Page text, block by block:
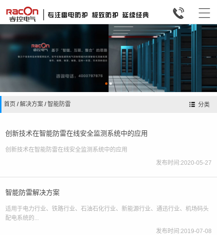


分类
首页 /解决方案 /智能防雷
创新技术在智能防雷在线安全监测系统中的应用
创新技术在智能防雷在线安全监测系统中的应用
发布时间:2020-05-27
智能防雷解决方案
适用于电力行业、铁路行业、石油石化行业、新能源行业、通迅行业、机场码头
配电系统的...
发布时间:2019-07-08